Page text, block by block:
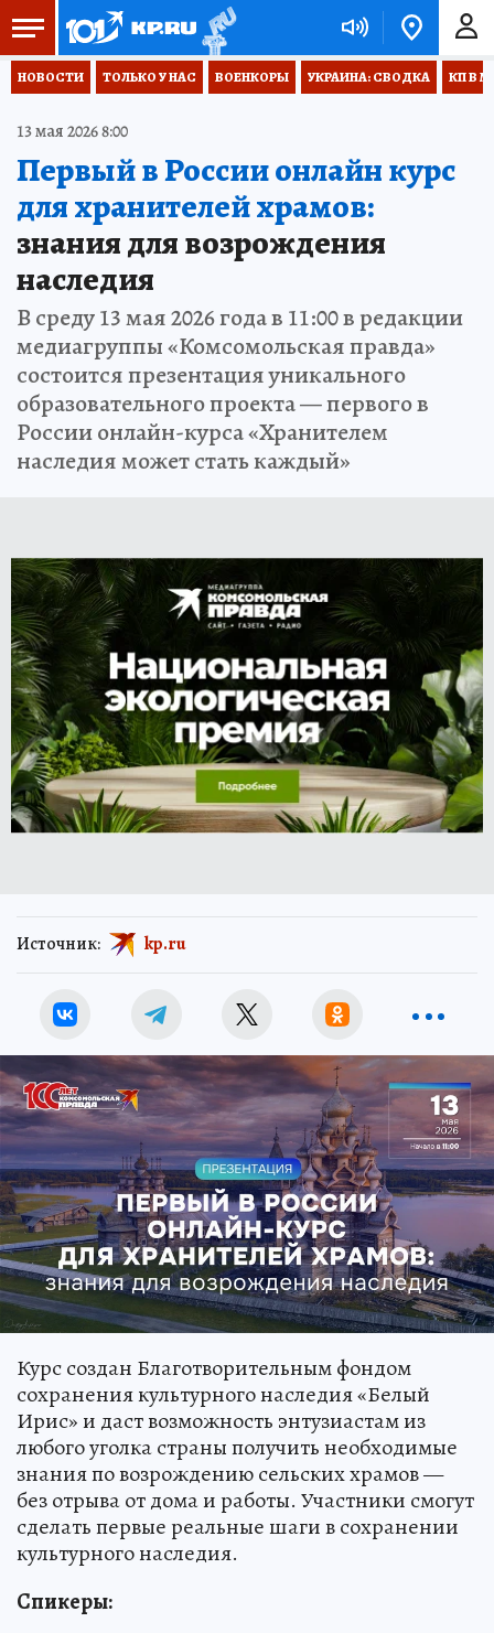
НОВОСТИ ТОЛЬКО У НАС ВОЕНКОРЫ УКРАИНА: СВОДКА КП В
13 мая 2026 8:00
Первый в России онлайн курс
для хранителей храмов:
знания для возрождения
наследия
В среду 13 мая 2026 года в 11:00 в редакции
медиагруппы «Комсомольская правда»
состоится презентация уникального
образовательного проекта — первого в
России онлайн-курса «Хранителем
наследия может стать каждый»
Источник: kp.ru
Курс создан Благотворительным фондом
сохранения культурного наследия «Белый
Ирис» и даст возможность энтузиастам из
любого уголка страны получить необходимые
знания по возрождению сельских храмов —
без отрыва от дома и работы. Участники смогут
сделать первые реальные шаги в сохранении
культурного наследия.
Спикеры: